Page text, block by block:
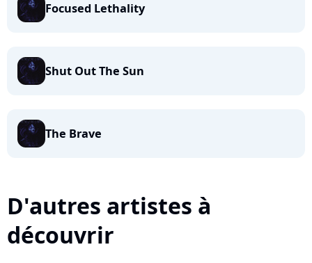
Focused Lethality
Shut Out The Sun
The Brave
D'autres artistes à
découvrir